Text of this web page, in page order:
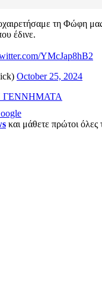
τη Φώφη
έδινε.
YMcJap8hB2
October 25, 2024
και μάθετε πρώτοι όλες